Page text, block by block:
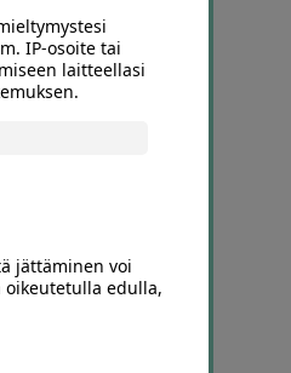
30
IP-osoite tai
laitteellasi
jättäminen voi
oikeutetulla edulla,